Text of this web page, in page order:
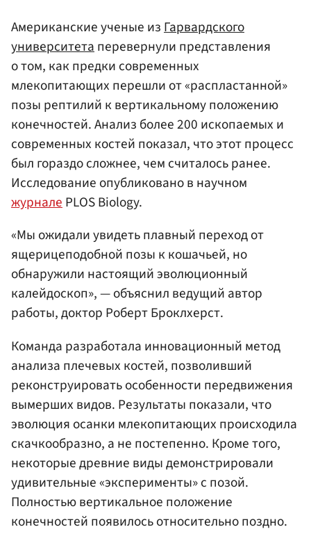
Американские ученые изГарвардского
университетаперевернули представления
о том, как предки современных
млекопитающих перешли от «распластанной»
позы рептилий к вертикальному положению
конечностей. Анализ более 200 ископаемых и
современных костей показал, что этот процесс
был гораздо сложнее, чем считалось ранее.
Исследование опубликовано в научном
журналеPLOS Biology.
«Мы ожидали увидеть плавный переход от
ящерицеподобной позы к кошачьей, но
обнаружили настоящий эволюционный
калейдоскоп», — объяснил ведущий автор
работы, доктор Роберт Броклхерст.
Команда разработала инновационный метод
анализа плечевых костей, позволивший
реконструировать особенности передвижения
вымерших видов. Результаты показали, что
эволюция осанки млекопитающих происходила
скачкообразно, а не постепенно. Кроме того,
некоторые древние виды демонстрировали
удивительные «эксперименты» с позой.
Полностью вертикальное положение
конечностей появилось относительно поздно.